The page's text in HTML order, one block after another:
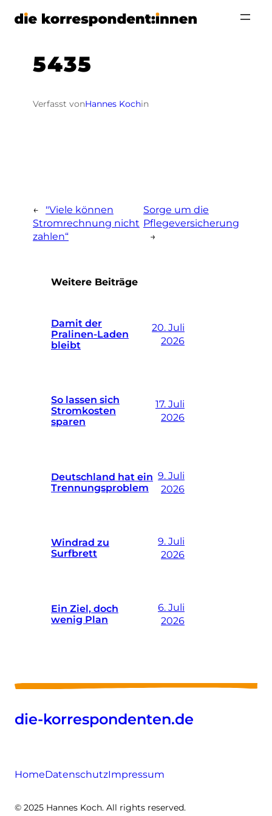
Zum
5435
Verfasst vonHannes Kochin
←
"Viele können
Stromrechnung nicht
zahlen“
Sorge um die
Pflegeversicherung
→
Weitere Beiträge
Damit der
Pralinen-Laden
bleibt
20. Juli
2026
So lassen sich
Stromkosten
sparen
17. Juli
2026
Deutschland hat ein
Trennungsproblem
9. Juli
2026
Windrad zu
Surfbrett
9. Juli
2026
Ein Ziel, doch
wenig Plan
6. Juli
2026
die-korrespondenten.de
HomeDatenschutzImpressum
© 2025 Hannes Koch. All rights reserved.